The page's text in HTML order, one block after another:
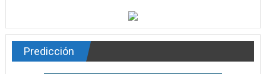
Predicción